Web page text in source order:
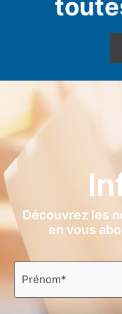
Découvrez les
en vous
Prénom